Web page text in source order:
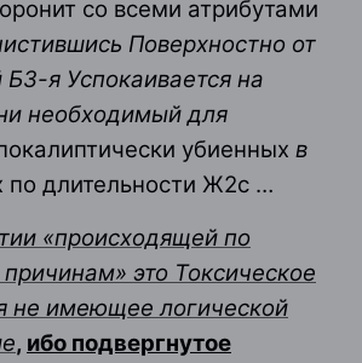
со всеми атрибутами
Поверхностно от
я Успокаивается на
необходимый для
убиенных в
по длительности Ж2с …
«происходящей по
это Токсическое
не имеющее логической
, ибо подвергнутое